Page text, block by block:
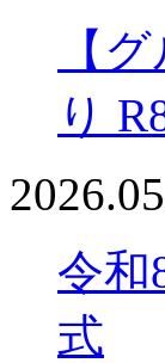
【
り
令和
式